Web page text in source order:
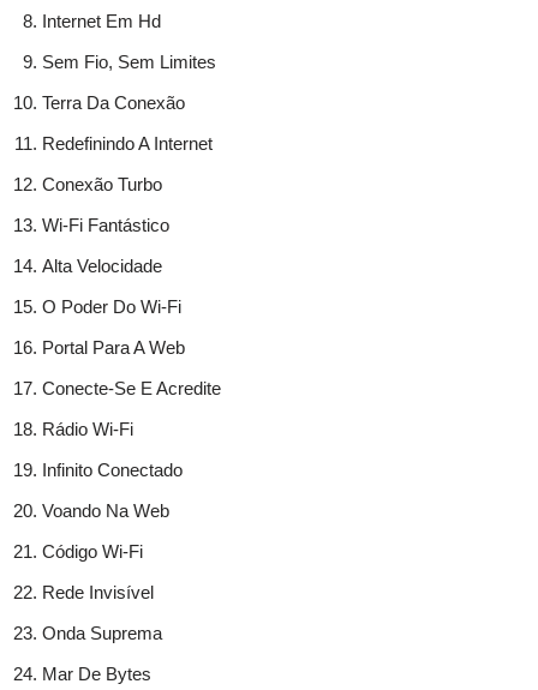
Internet Em Hd
Sem Fio, Sem Limites
Terra Da Conexão
Redefinindo A Internet
Conexão Turbo
Wi-Fi Fantástico
Alta Velocidade
O Poder Do Wi-Fi
Portal Para A Web
Conecte-Se E Acredite
Rádio Wi-Fi
Infinito Conectado
Voando Na Web
Código Wi-Fi
Rede Invisível
Onda Suprema
Mar De Bytes